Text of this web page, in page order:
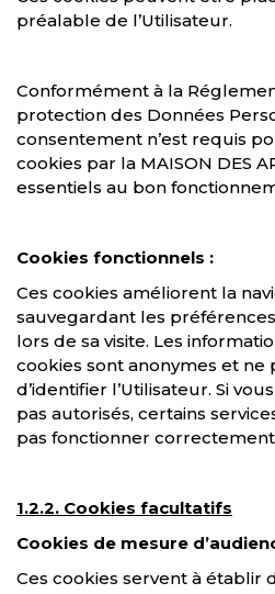
préalable de l’Utilisateur.
Conformément à la
protection des Données
consentement n’est requis
cookies par la MAISON DES
essentiels au bon
Cookies fonctionnels :
Ces cookies améliorent la
sauvegardant les
lors de sa visite. Les
cookies sont anonymes et
d’identifier l’Utilisateur. Si
pas autorisés, certains
pas fonctionner
1.2.2. Cookies facultatifs
Cookies de mesure
Ces cookies servent à établir